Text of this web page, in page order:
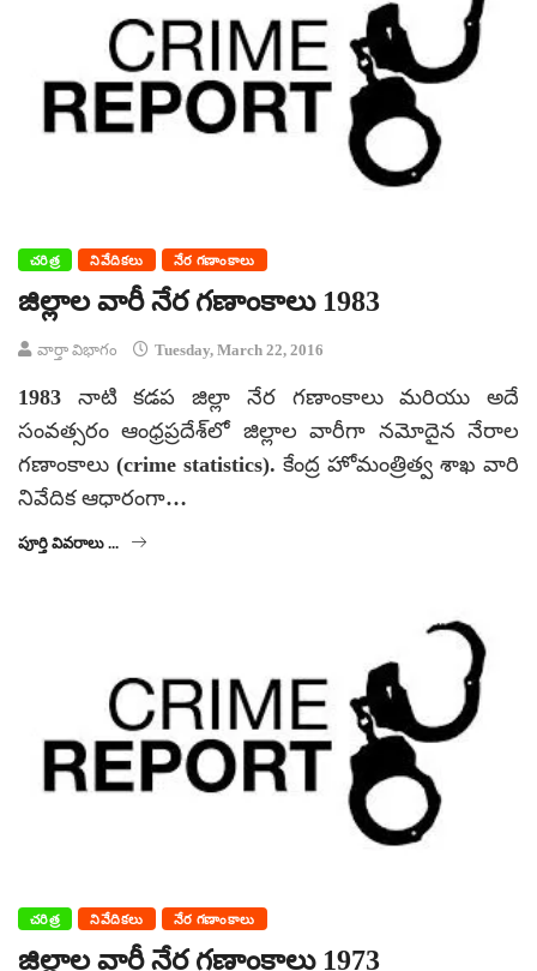
చరిత్ర నివేదికలు నేర గణాంకాలు
జిల్లాల వారీ నేర గణాంకాలు 1983
వార్తా విభాగం Tuesday, March 22, 2016
1983 నాటి కడప జిల్లా నేర గణాంకాలు మరియు అదే
సంవత్సరం ఆంధ్రప్రదేశ్‌లో జిల్లాల వారీగా నమోదైన నేరాల
గణాంకాలు (crime statistics). కేంద్ర హోమంత్రిత్వ శాఖ వారి
నివేదిక ఆధారంగా…
పూర్తి వివరాలు ...
చరిత్ర నివేదికలు నేర గణాంకాలు
జిల్లాల వారీ నేర గణాంకాలు 1973